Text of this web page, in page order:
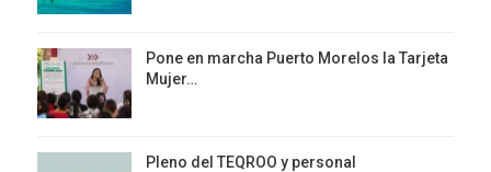
Pone en marcha Puerto Morelos la Tarjeta
Mujer…
Pleno del TEQROO y personal